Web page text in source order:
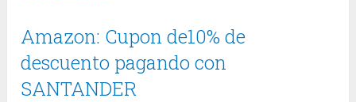
Amazon: Cupon de10% de
descuento pagando con
SANTANDER